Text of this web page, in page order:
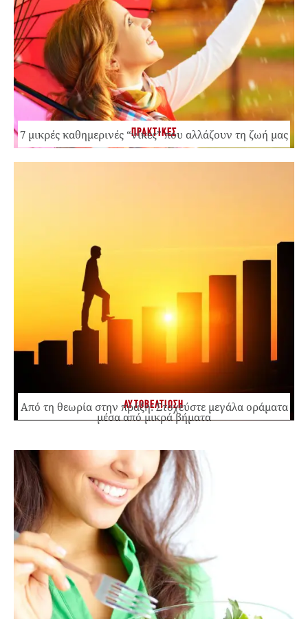
ΠΡΑΚΤΙΚΕΣ
7 μικρές καθημερινές “νίκες” που αλλάζουν τη ζωή μας
ΑΥΤΟΒΕΛΤΙΩΣΗ
Από τη θεωρία στην πράξη: Στοχεύστε μεγάλα οράματα
μέσα από μικρά βήματα